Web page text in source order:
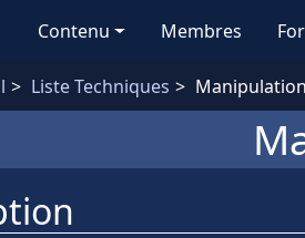
Contenu Membres
Liste Techniques